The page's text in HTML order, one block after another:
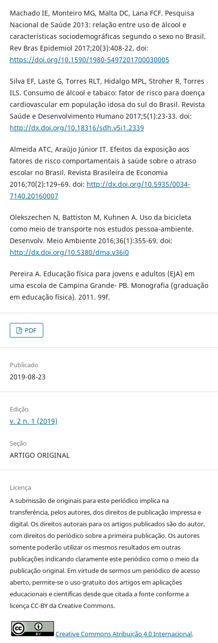
Machado IE, Monteiro MG, Malta DC, Lana FCF. Pesquisa
Nacional de Saúde 2013: relação entre uso de álcool e
características sociodemográficas segundo o sexo no Brasil.
Rev Bras Epidemiol 2017;20(3):408-22. doi:
https://doi.org/10.1590/1980-5497201700030005
Silva EF, Laste G, Torres RLT, Hidalgo MPL, Stroher R, Torres
ILS. Consumo de álcool e tabaco: fator de risco para doença
cardiovascular em população idosa do sul do Brasil. Revista
Saúde e Desenvolvimento Humano 2017;5(1):23-33. doi:
http://dx.doi.org/10.18316/sdh.v5i1.2339
Almeida ATC, Araújo Júnior IT. Efeitos da exposição aos
fatores de risco comportamentais à saúde sobre o atraso
escolar no Brasil. Revista Brasileira de Economia
2016;70(2):129–69. doi: http://dx.doi.org/10.5935/0034-
7140.20160007
Olekszechen N, Battiston M, Kuhnen A. Uso da bicicleta
como meio de transporte nos estudos pessoa-ambiente.
Desenvolv. Meio Ambiente 2016;36(1):355-69. doi:
http://dx.doi.org/10.5380/dma.v36i0
Pereira A. Educação física para jovens e adultos (EJA) em
uma escola de Campina Grande- PB. Monografia (graduação
em educação física). 2011. 99f.
PDF
Publicado
2019-08-23
Edição
v. 2 n. 1 (2019)
Seção
ARTIGO ORIGINAL
Licença
A submissão de originais para este periódico implica na
transferência, pelos autores, dos direitos de publicação impressa e
digital. Os direitos autorais para os artigos publicados são do autor,
com direitos do periódico sobre a primeira publicação. Os autores
somente poderão utilizar os mesmos resultados em outras
publicações indicando claramente este periódico como o meio da
publicação original. Em virtude de sermos um periódico de acesso
aberto, permite-se o uso gratuito dos artigos em aplicações
educacionais e científicas desde que citada a fonte conforme a
licença CC-BY da Creative Commons.
Creative Commons Atribuição 4.0 Internacional.